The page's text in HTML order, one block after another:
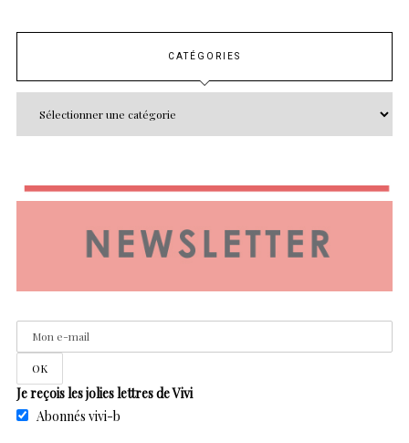
CATÉGORIES
Je reçois les jolies lettres de Vivi
Abonnés vivi-b